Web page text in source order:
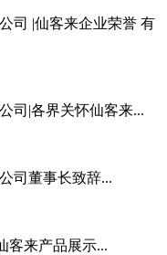
司 |仙客来企业荣誉 有
司|各界关怀仙客来...
司董事长致辞...
客来产品展示...